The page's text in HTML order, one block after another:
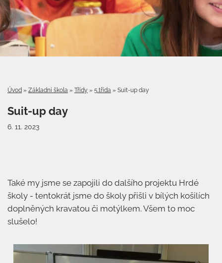
Úvod » Základní škola » Třídy » 5.třída » Suit-up day
Suit-up day
6. 11. 2023
Také my jsme se zapojili do dalšího projektu Hrdé
školy - tentokrát jsme do školy přišli v bílých košilích
doplněných kravatou či motýlkem. Všem to moc
slušelo!